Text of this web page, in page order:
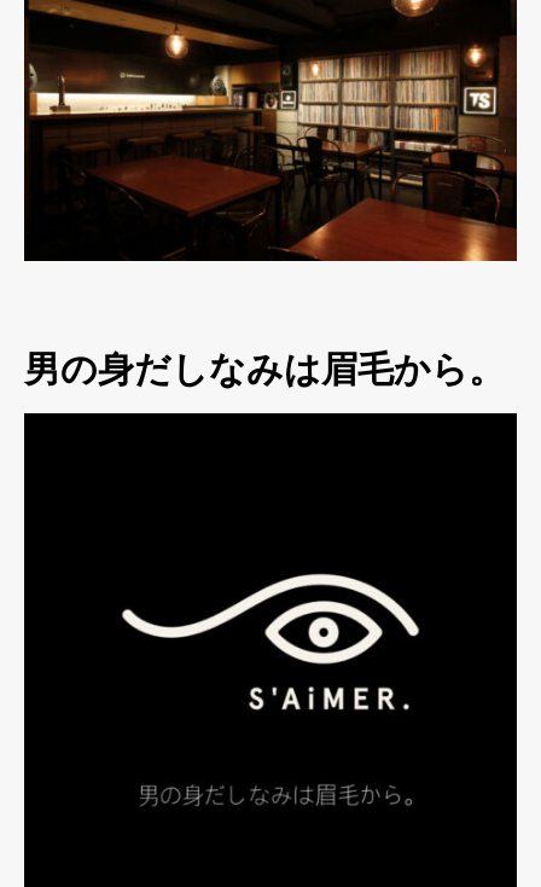
男の身だしなみは眉毛から。